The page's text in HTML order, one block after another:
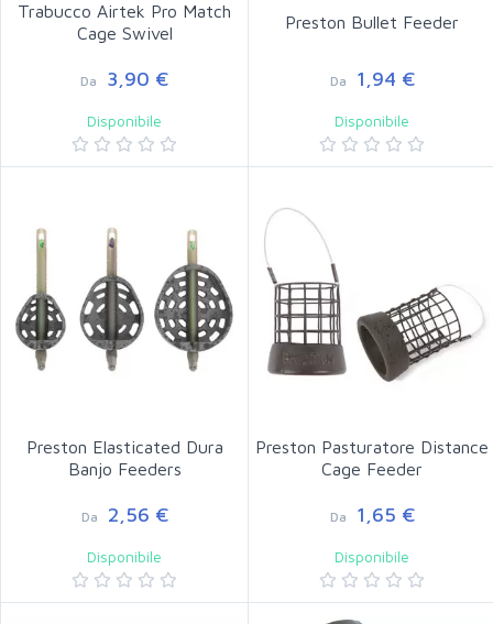
Trabucco Airtek Pro Match
Cage Swivel
Da 3,90 €
Disponibile
Preston Bullet Feeder
Da 1,94 €
Disponibile
Preston Elasticated Dura
Banjo Feeders
Da 2,56 €
Disponibile
Preston Pasturatore Distance
Cage Feeder
Da 1,65 €
Disponibile